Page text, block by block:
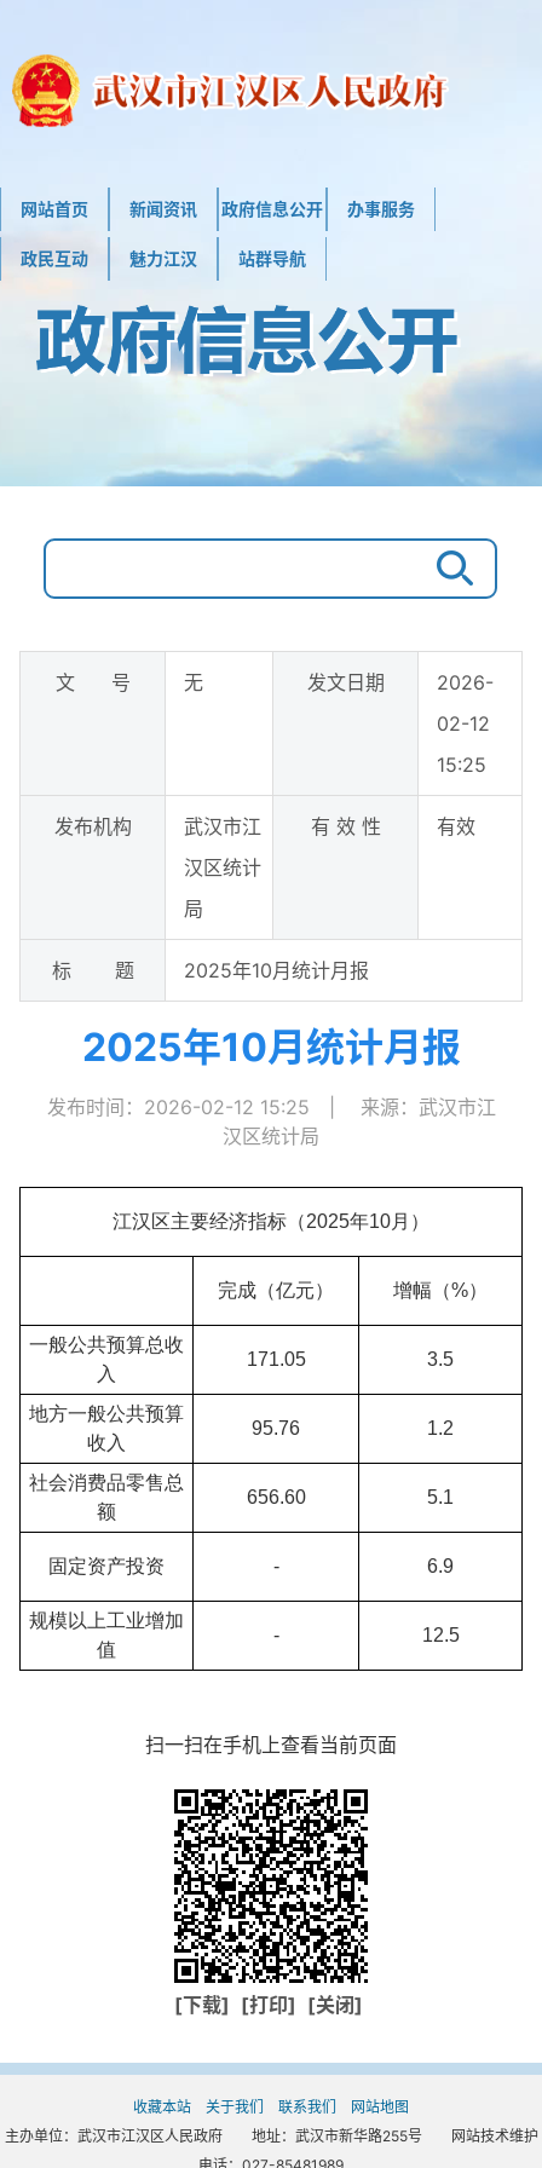
网站首页 新闻资讯 政府信息公开 办事服务
政民互动 魅力江汉 站群导航
文 号 无 发文日期
2026-
02-12
15:25
发布机构
武汉市江
汉区统计
局
有 效 性 有效
标 题 2025年10月统计月报
2025年10月统计月报
发布时间：2026-02-12 15:25
来源：武汉市江
汉区统计局
江汉区主要经济指标（2025年10月）
完成（亿元） 增幅（%）
一般公共预算总收
入
171.05 3.5
地方一般公共预算
收入
95.76 1.2
社会消费品零售总
额
656.60 5.1
固定资产投资 - 6.9
规模以上工业增加
值
- 12.5
扫一扫在手机上查看当前页面
[下载] [打印] [关闭]
收藏本站 关于我们 联系我们
网站地图
主办单位：武汉市江汉区人民政府 地址：武汉市新华路255号 网站技术维护